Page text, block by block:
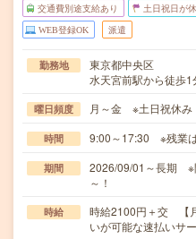
交通費別途支給あり 土日祝日が
WEB登録OK 派遣
勤務地
東京都中央区
水天宮前駅から徒歩
曜日頻度 月～金 ※土日祝休み
時間 9:00～17:30 ※残業は
期間
2026/09/01～長期 ※
～！
時給
時給2100円＋交 【
いが可能な速払いサ